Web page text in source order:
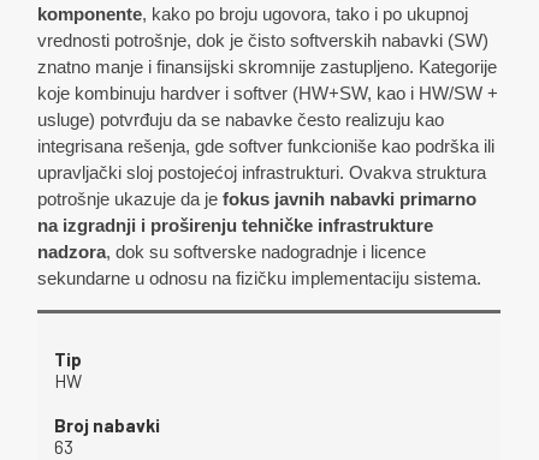
komponente, kako po broju ugovora, tako i po ukupnoj
vrednosti potrošnje, dok je čisto softverskih nabavki (SW)
znatno manje i finansijski skromnije zastupljeno. Kategorije
koje kombinuju hardver i softver (HW+SW, kao i HW/SW +
usluge) potvrđuju da se nabavke često realizuju kao
integrisana rešenja, gde softver funkcioniše kao podrška ili
upravljački sloj postojećoj infrastrukturi. Ovakva struktura
potrošnje ukazuje da jefokus javnih nabavki primarno
na izgradnji i proširenju tehničke infrastrukture
nadzora, dok su softverske nadogradnje i licence
sekundarne u odnosu na fizičku implementaciju sistema.